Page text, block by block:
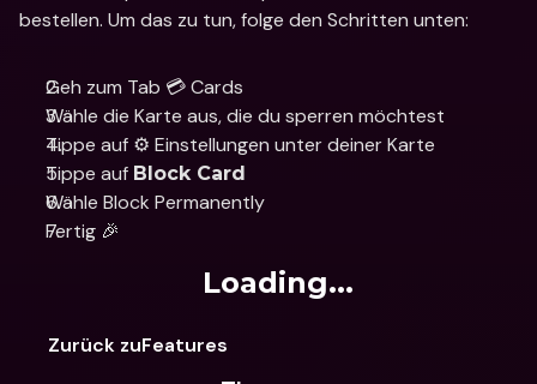
bestellen. Um das zu tun, folge den Schritten unten:
Geh zum Tab 💳 Cards
Wähle die Karte aus, die du sperren möchtest
Tippe auf ⚙️ Einstellungen unter deiner Karte
Tippe auf Block Card
Wähle Block Permanently
Fertig 🎉
Loading...
Zurück zuFeatures